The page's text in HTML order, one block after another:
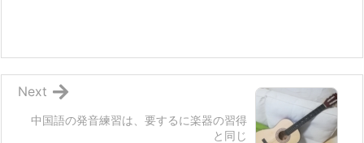
中国語の発音練習は、要するに楽器の習得
と同じ
Next